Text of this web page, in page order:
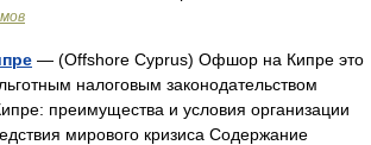
— (Offshore Cyprus) Офшор на Кипре это
налоговым законодательством
преимущества и условия организации
мирового кризиса Содержание